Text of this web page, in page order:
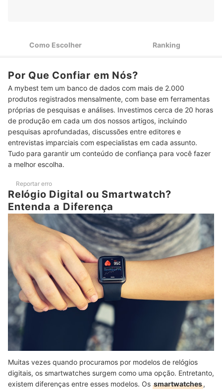
3 Metros
5 Escolha um Modelo que Agrade os seus Olhos
6 Recursos Extras como Alarme e Luz Podem Fazer a Diferença
Top 10 Melhores Relógios Digitais Femininos
Confira Também Nossa Seleção com os Melhores Relógios Casio
Femininos
Como Escolher Ranking
Por Que Confiar em Nós?
A mybest tem um banco de dados com mais de 2.000
produtos registrados mensalmente, com base em ferramentas
próprias de pesquisas e análises. Investimos cerca de 20 horas
de produção em cada um dos nossos artigos, incluindo
pesquisas aprofundadas, discussões entre editores e
entrevistas imparciais com especialistas em cada assunto.
Tudo para garantir um conteúdo de confiança para você fazer
a melhor escolha.
Reportar erro
Relógio Digital ou Smartwatch?
Entenda a Diferença
Muitas vezes quando procuramos por modelos de relógios
digitais, os smartwatches surgem como uma opção. Entretanto,
existem diferenças entre esses modelos. Os smartwatches,